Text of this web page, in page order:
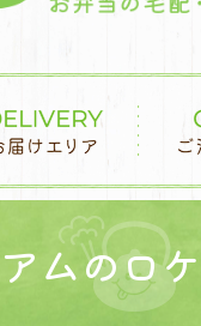
ムのロ